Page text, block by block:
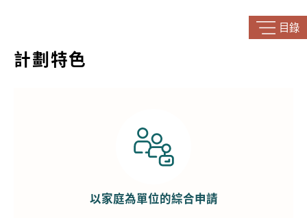
目錄
計劃特色
以家庭為單位的綜合申請